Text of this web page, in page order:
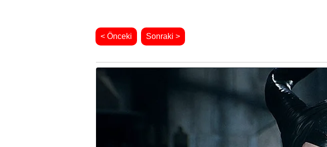
< Önceki Sonraki >